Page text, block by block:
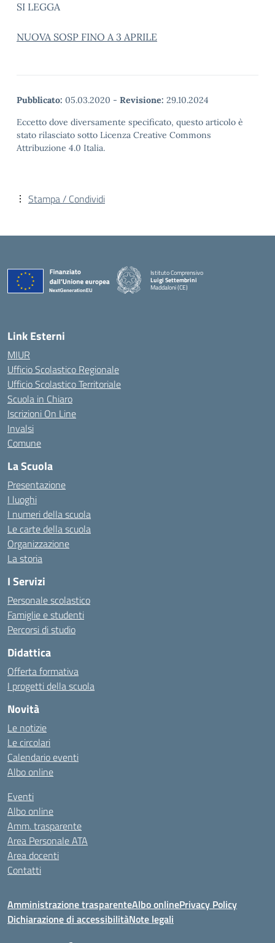
SI LEGGA
NUOVA SOSP FINO A 3 APRILE
Pubblicato: 05.03.2020 - Revisione: 29.10.2024
Eccetto dove diversamente specificato, questo articolo è
stato rilasciato sotto Licenza Creative Commons
Attribuzione 4.0 Italia.
Stampa / Condividi
Istituto Comprensivo
Luigi Settembrini
Maddaloni (CE)
Link Esterni
MIUR
Ufficio Scolastico Regionale
Ufficio Scolastico Territoriale
Scuola in Chiaro
Iscrizioni On Line
Invalsi
Comune
La Scuola
Presentazione
I luoghi
I numeri della scuola
Le carte della scuola
Organizzazione
La storia
I Servizi
Personale scolastico
Famiglie e studenti
Percorsi di studio
Didattica
Offerta formativa
I progetti della scuola
Novità
Le notizie
Le circolari
Calendario eventi
Albo online
Eventi
Albo online
Amm. trasparente
Area Personale ATA
Area docenti
Contatti
Amministrazione trasparenteAlbo onlinePrivacy Policy
Dichiarazione di accessibilitàNote legali